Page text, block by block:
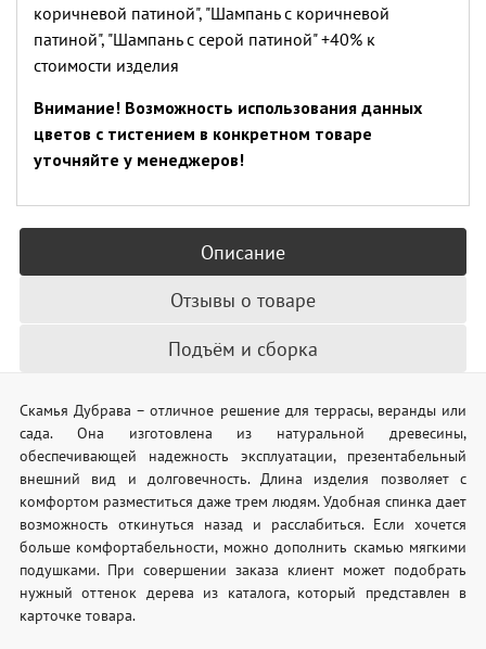
коричневой патиной", "Шампань с коричневой
патиной", "Шампань с серой патиной" +40% к
стоимости изделия
Внимание! Возможность использования данных
цветов с тистением в конкретном товаре
уточняйте у менеджеров!
Описание
Отзывы о товаре
Подъём и сборка
Скамья Дубрава – отличное решение для террасы, веранды или
сада. Она изготовлена из натуральной древесины,
обеспечивающей надежность эксплуатации, презентабельный
внешний вид и долговечность. Длина изделия позволяет с
комфортом разместиться даже трем людям. Удобная спинка дает
возможность откинуться назад и расслабиться. Если хочется
больше комфортабельности, можно дополнить скамью мягкими
подушками. При совершении заказа клиент может подобрать
нужный оттенок дерева из каталога, который представлен в
карточке товара.